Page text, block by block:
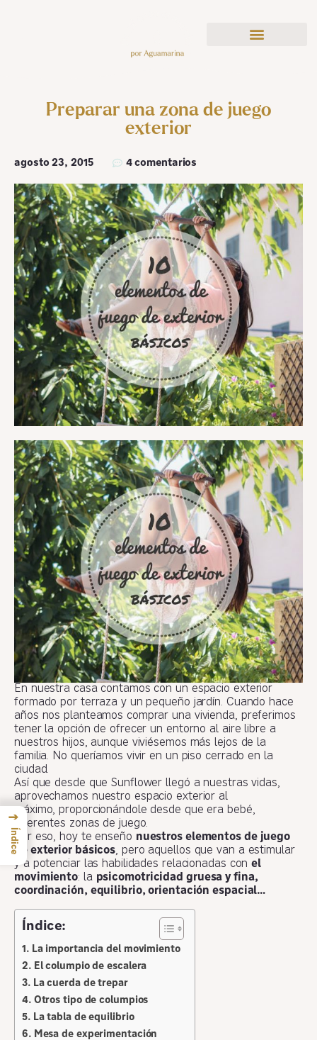
Preparar una zona de juego
exterior
agosto 23, 2015 4 comentarios
En nuestra casa contamos con un espacio exterior
formado por terraza y un pequeño jardín. Cuando hace
años nos planteamos comprar una vivienda, preferimos
tener la opción de ofrecer un entorno al aire libre a
nuestros hijos, aunque viviésemos más lejos de la
familia. No queríamos vivir en un piso cerrado en la
ciudad.
Así que desde que Sunflower llegó a nuestras vidas,
aprovechamos nuestro espacio exterior al
máximo, proporcionándole desde que era bebé,
diferentes zonas de juego.
Por eso, hoy te enseño nuestros elementos de juego
de exterior básicos, pero aquellos que van a estimular
y a potenciar las habilidades relacionadas conel
movimiento: la psicomotricidad gruesa y fina,
coordinación, equilibrio, orientación espacial…
Índice:
La importancia del movimiento
El columpio de escalera
La cuerda de trepar
Otros tipo de columpios
La tabla de equilibrio
Mesa de experimentación
→
Índice